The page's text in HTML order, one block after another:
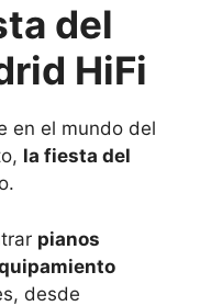
del
HiFi
en el mundo del
la fiesta del
pianos
desde